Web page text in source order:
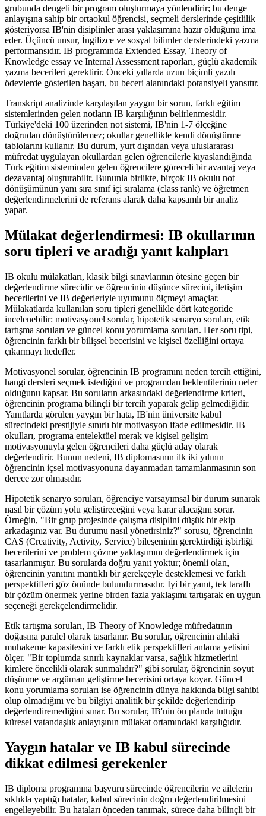
grubunda dengeli bir program oluşturmaya yönlendirir; bu denge
anlayışına sahip bir ortaokul öğrencisi, seçmeli derslerinde çeşitlilik
gösteriyorsa IB'nin disiplinler arası yaklaşımına hazır olduğunu ima
eder. Üçüncü unsur, İngilizce ve sosyal bilimler derslerindeki yazma
performansıdır. IB programında Extended Essay, Theory of
Knowledge essay ve Internal Assessment raporları, güçlü akademik
yazma becerileri gerektirir. Önceki yıllarda uzun biçimli yazılı
ödevlerde gösterilen başarı, bu beceri alanındaki potansiyeli yansıtır.
Transkript analizinde karşılaşılan yaygın bir sorun, farklı eğitim
sistemlerinden gelen notların IB karşılığının belirlenmesidir.
Türkiye'deki 100 üzerinden not sistemi, IB'nin 1-7 ölçeğine
doğrudan dönüştürülemez; okullar genellikle kendi dönüştürme
tablolarını kullanır. Bu durum, yurt dışından veya uluslararası
müfredat uygulayan okullardan gelen öğrencilerle kıyaslandığında
Türk eğitim sisteminden gelen öğrencilere göreceli bir avantaj veya
dezavantaj oluşturabilir. Bununla birlikte, birçok IB okulu not
dönüşümünün yanı sıra sınıf içi sıralama (class rank) ve öğretmen
değerlendirmelerini de referans alarak daha kapsamlı bir analiz
yapar.
Mülakat değerlendirmesi: IB okullarının
soru tipleri ve aradığı yanıt kalıpları
IB okulu mülakatları, klasik bilgi sınavlarının ötesine geçen bir
değerlendirme sürecidir ve öğrencinin düşünce sürecini, iletişim
becerilerini ve IB değerleriyle uyumunu ölçmeyi amaçlar.
Mülakatlarda kullanılan soru tipleri genellikle dört kategoride
incelenebilir: motivasyonel sorular, hipotetik senaryo soruları, etik
tartışma soruları ve güncel konu yorumlama soruları. Her soru tipi,
öğrencinin farklı bir bilişsel becerisini ve kişisel özelliğini ortaya
çıkarmayı hedefler.
Motivasyonel sorular, öğrencinin IB programını neden tercih ettiğini,
hangi dersleri seçmek istediğini ve programdan beklentilerinin neler
olduğunu kapsar. Bu soruların arkasındaki değerlendirme kriteri,
öğrencinin programa bilinçli bir tercih yaparak gelip gelmediğidir.
Yanıtlarda görülen yaygın bir hata, IB'nin üniversite kabul
sürecindeki prestijiyle sınırlı bir motivasyon ifade edilmesidir. IB
okulları, programa entelektüel merak ve kişisel gelişim
motivasyonuyla gelen öğrencileri daha güçlü aday olarak
değerlendirir. Bunun nedeni, IB diplomasının ilk iki yılının
öğrencinin içsel motivasyonuna dayanmadan tamamlanmasının son
derece zor olmasıdır.
Hipotetik senaryo soruları, öğrenciye varsayımsal bir durum sunarak
nasıl bir çözüm yolu geliştireceğini veya karar alacağını sorar.
Örneğin, "Bir grup projesinde çalışma disiplini düşük bir ekip
arkadaşınız var. Bu durumu nasıl yönetirsiniz?" sorusu, öğrencinin
CAS (Creativity, Activity, Service) bileşeninin gerektirdiği işbirliği
becerilerini ve problem çözme yaklaşımını değerlendirmek için
tasarlanmıştır. Bu sorularda doğru yanıt yoktur; önemli olan,
öğrencinin yanıtını mantıklı bir gerekçeyle desteklemesi ve farklı
perspektifleri göz önünde bulundurmasıdır. İyi bir yanıt, tek taraflı
bir çözüm önermek yerine birden fazla yaklaşımı tartışarak en uygun
seçeneği gerekçelendirmelidir.
Etik tartışma soruları, IB Theory of Knowledge müfredatının
doğasına paralel olarak tasarlanır. Bu sorular, öğrencinin ahlaki
muhakeme kapasitesini ve farklı etik perspektifleri anlama yetisini
ölçer. "Bir toplumda sınırlı kaynaklar varsa, sağlık hizmetlerini
kimlere öncelikli olarak sunmalıdır?" gibi sorular, öğrencinin soyut
düşünme ve argüman geliştirme becerisini ortaya koyar. Güncel
konu yorumlama soruları ise öğrencinin dünya hakkında bilgi sahibi
olup olmadığını ve bu bilgiyi analitik bir şekilde değerlendirip
değerlendiremediğini sınar. Bu sorular, IB'nin ön planda tuttuğu
küresel vatandaşlık anlayışının mülakat ortamındaki karşılığıdır.
Yaygın hatalar ve IB kabul sürecinde
dikkat edilmesi gerekenler
IB diploma programına başvuru sürecinde öğrencilerin ve ailelerin
sıklıkla yaptığı hatalar, kabul sürecinin doğru değerlendirilmesini
engelleyebilir. Bu hataları önceden tanımak, sürece daha bilinçli bir